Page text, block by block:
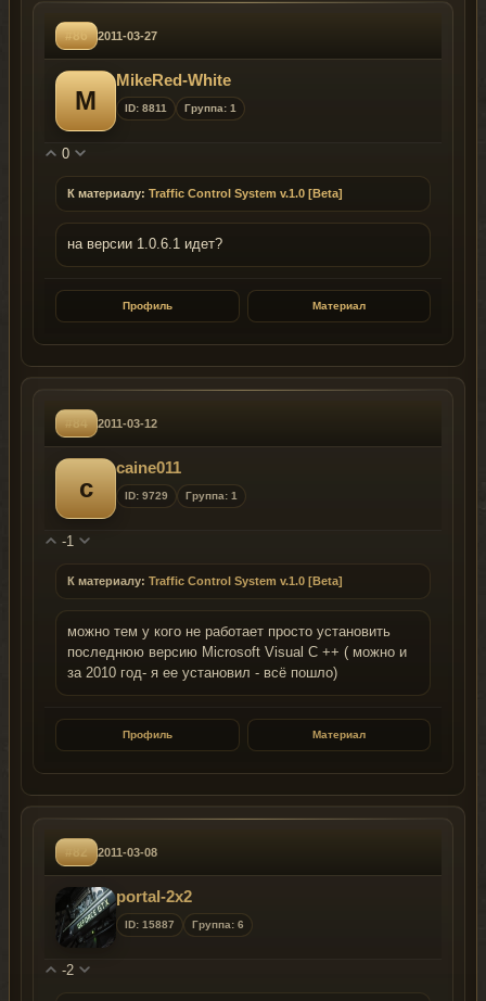
#86 2011-03-27
M
MikeRed-White
ID: 8811 Группа: 1
0
К материалу: Traffic Control System v.1.0 [Beta]
на версии 1.0.6.1 идет?
Профиль Материал
#84 2011-03-12
c
caine011
ID: 9729 Группа: 1
-1
К материалу: Traffic Control System v.1.0 [Beta]
можно тем у кого не работает просто установить
последнюю версию Microsoft Visual C ++ ( можно и
за 2010 год- я ее установил - всё пошло)
Профиль Материал
#82 2011-03-08
portal-2x2
ID: 15887 Группа: 6
-2